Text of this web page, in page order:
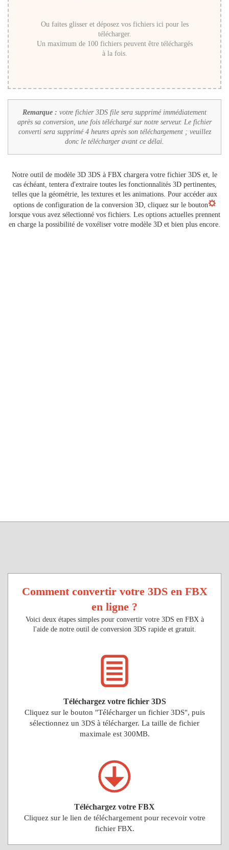
Ou faites glisser et déposez vos fichiers ici pour les
télécharger.
Un maximum de 100 fichiers peuvent être téléchargés
à la fois.
Remarque : votre fichier 3DS file sera supprimé immédiatement
après sa conversion, une fois téléchargé sur notre serveur. Le fichier
converti sera supprimé 4 heures après son téléchargement ; veuillez
donc le télécharger avant ce délai.
Notre outil de modèle 3D 3DS à FBX chargera votre fichier 3DS et, le
cas échéant, tentera d'extraire toutes les fonctionnalités 3D pertinentes,
telles que la géométrie, les textures et les animations. Pour accéder aux
options de configuration de la conversion 3D, cliquez sur le bouton
lorsque vous avez sélectionné vos fichiers. Les options actuelles prennent
en charge la possibilité de voxéliser votre modèle 3D et bien plus encore.
Comment convertir votre 3DS en FBX
en ligne ?
Voici deux étapes simples pour convertir votre 3DS en FBX à
l'aide de notre outil de conversion 3DS rapide et gratuit.
Téléchargez votre fichier 3DS
Cliquez sur le bouton "Télécharger un fichier 3DS", puis
sélectionnez un 3DS à télécharger. La taille de fichier
maximale est 300MB.
Téléchargez votre FBX
Cliquez sur le lien de téléchargement pour recevoir votre
fichier FBX.